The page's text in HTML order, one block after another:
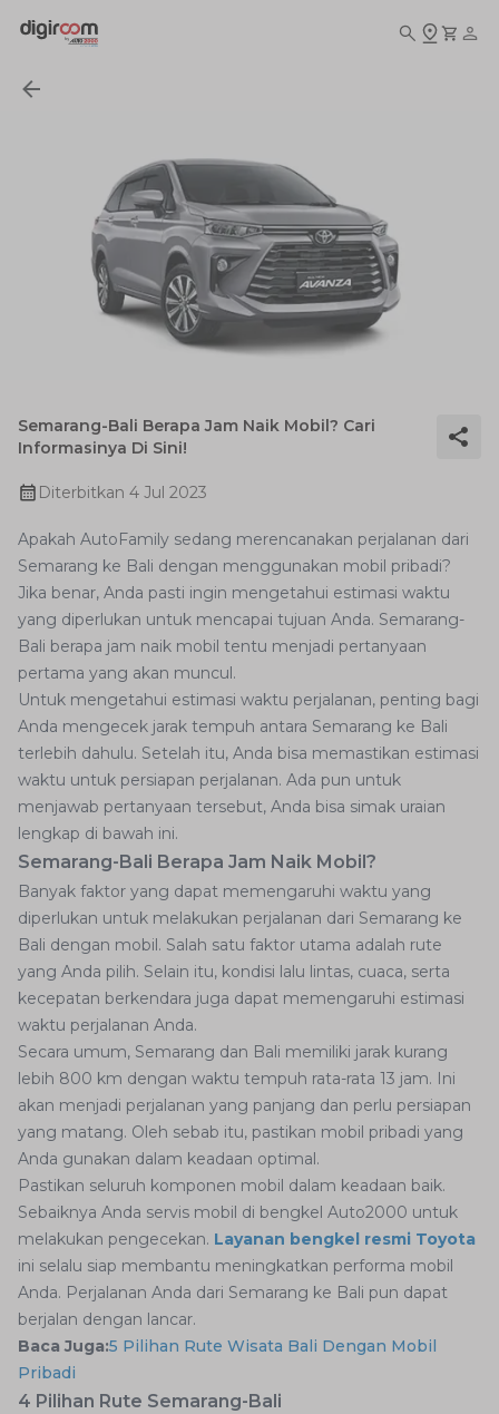
Semarang-Bali Berapa Jam Naik Mobil? Cari
Informasinya Di Sini!
Diterbitkan 4 Jul 2023
Apakah AutoFamily sedang merencanakan perjalanan dari
Semarang ke Bali dengan menggunakan mobil pribadi?
Jika benar, Anda pasti ingin mengetahui estimasi waktu
yang diperlukan untuk mencapai tujuan Anda. Semarang-
Bali berapa jam naik mobil tentu menjadi pertanyaan
pertama yang akan muncul.
Untuk mengetahui estimasi waktu perjalanan, penting bagi
Anda mengecek jarak tempuh antara Semarang ke Bali
terlebih dahulu. Setelah itu, Anda bisa memastikan estimasi
waktu untuk persiapan perjalanan. Ada pun untuk
menjawab pertanyaan tersebut, Anda bisa simak uraian
lengkap di bawah ini.
Semarang-Bali Berapa Jam Naik Mobil?
Banyak faktor yang dapat memengaruhi waktu yang
diperlukan untuk melakukan perjalanan dari Semarang ke
Bali dengan mobil. Salah satu faktor utama adalah rute
yang Anda pilih. Selain itu, kondisi lalu lintas, cuaca, serta
kecepatan berkendara juga dapat memengaruhi estimasi
waktu perjalanan Anda.
Secara umum, Semarang dan Bali memiliki jarak kurang
lebih 800 km dengan waktu tempuh rata-rata 13 jam. Ini
akan menjadi perjalanan yang panjang dan perlu persiapan
yang matang. Oleh sebab itu, pastikan mobil pribadi yang
Anda gunakan dalam keadaan optimal.
Pastikan seluruh komponen mobil dalam keadaan baik.
Sebaiknya Anda servis mobil di bengkel Auto2000 untuk
melakukan pengecekan. Layanan bengkel resmi Toyota
ini selalu siap membantu meningkatkan performa mobil
Anda. Perjalanan Anda dari Semarang ke Bali pun dapat
berjalan dengan lancar.
Baca Juga:5 Pilihan Rute Wisata Bali Dengan Mobil
Pribadi
4 Pilihan Rute Semarang-Bali